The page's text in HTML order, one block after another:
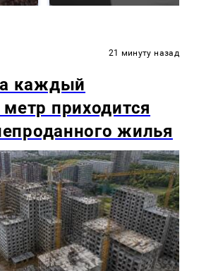
21 минуту назад
каждый
приходится
жилья